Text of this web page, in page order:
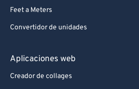
Feet a Meters
Convertidor de unidades
Aplicaciones web
Creador de collages